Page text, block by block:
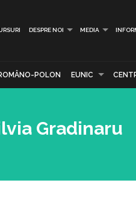
DESPRE NOI MEDIA
POLON EUNIC
Gradinaru